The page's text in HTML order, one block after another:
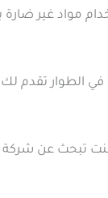
مواد غير ضارة
في الطوار تقدم
كنت تبحث عن